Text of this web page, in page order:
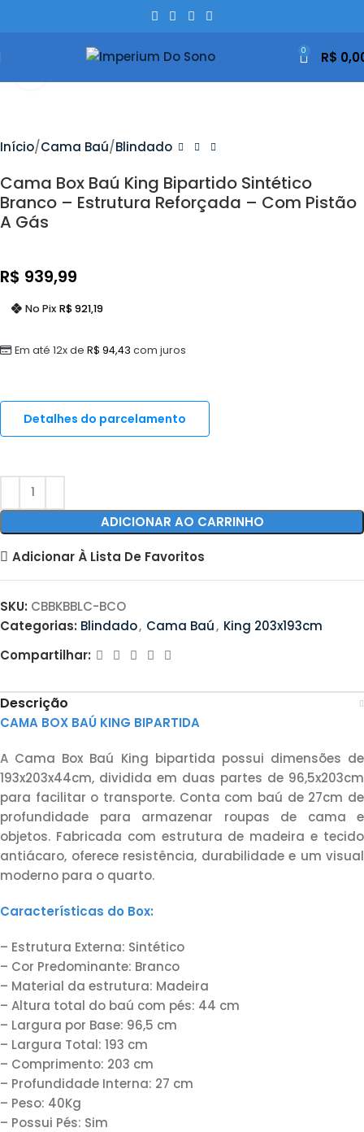
0 R$
Início Cama Baú Blindado
Cama Box Baú King Bipartido Sintético
Branco – Estrutura Reforçada – Com Pistão
A Gás
R$ 939,99
Em até 12x de R$ 94,43 com juros
No Pix R$921,19
Detalhes do parcelamento
ADICIONAR AO CARRINHO
Adicionar À Lista De Favoritos
SKU: CBBKBBLC-BCO
Categorias: Blindado, Cama Baú, King 203x193cm
Compartilhar:
Descrição
CAMA BOX BAÚ KING BIPARTIDA
A Cama Box Baú King bipartida possui dimensões de
193x203x44cm, dividida em duas partes de 96,5x203cm
para facilitar o transporte. Conta com baú de 27cm de
profundidade para armazenar roupas de cama e
objetos. Fabricada com estrutura de madeira e tecido
antiácaro, oferece resistência, durabilidade e um visual
moderno para o quarto.
Características do Box:
– Estrutura Externa: Sintético
– Cor Predominante: Branco
– Material da estrutura: Madeira
– Altura total do baú com pés: 44 cm
– Largura por Base: 96,5 cm
– Largura Total: 193 cm
– Comprimento: 203 cm
– Profundidade Interna: 27 cm
– Peso: 40Kg
– Possui Pés: Sim